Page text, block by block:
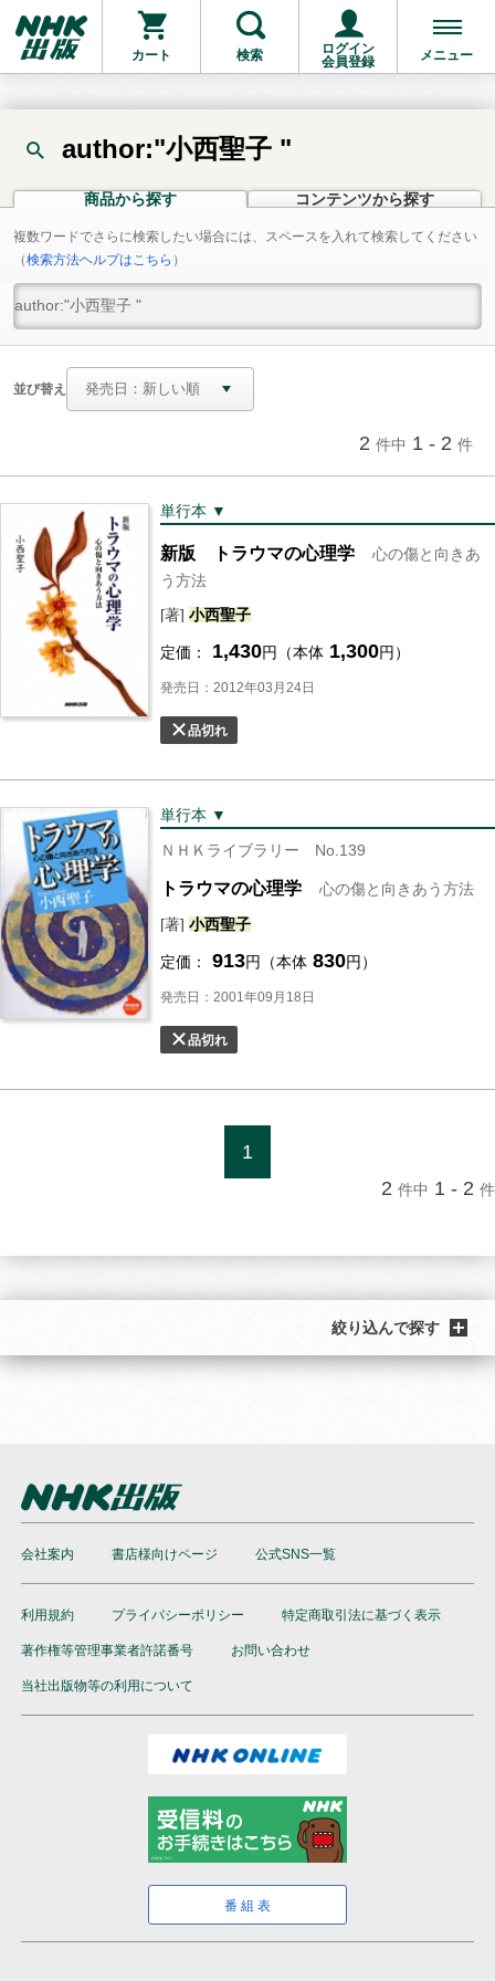
カート 検索
ログイン
会員登録
メニュー
author:"小西聖子 "
商品から探す コンテンツから探す
複数ワードでさらに検索したい場合には、スペースを入れて検索してください
（検索方法ヘルプはこちら ）
並び替え
2 件中 1 - 2 件
単行本 ▼
新版 トラウマの心理学
心の傷と向きあ
う方法
[著] 小西聖子
定価： 1,430円（本体 1,300円）
発売日：2012年03月24日
品切れ
単行本 ▼
ＮＨＫライブラリー No.139
トラウマの心理学
心の傷と向きあう方法
[著] 小西聖子
定価： 913円（本体 830円）
発売日：2001年09月18日
品切れ
1
2 件中 1 - 2 件
絞り込んで探す
会社案内 書店様向けページ 公式SNS一覧
利用規約 プライバシーポリシー 特定商取引法に基づく表示
著作権等管理事業者許諾番号 お問い合わせ
当社出版物等の利用について
番組表